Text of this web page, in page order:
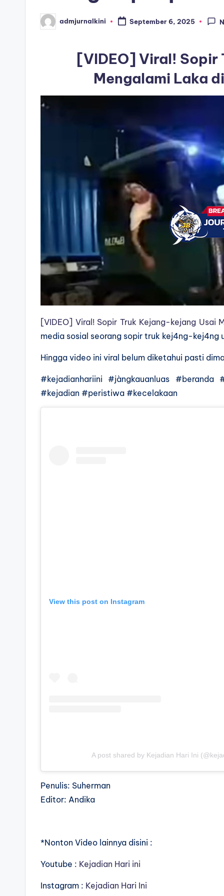
Posted
by
admjurnalkini September 6, 2025
[VIDEO] Viral!
Mengalami Laka
[VIDEO] Viral! Sopir Truk Kejang-kejang Usai
media sosial seorang sopir truk kej4ng-kej4ng
Hingga video ini viral belum diketahui pasti
#kejadianhariini #jàngkauanluas
#kejadian #peristiwa #kecelakaan
View this post on Instagram
A post shared by Kejadian Hari Ini
Penulis: Suherman
Editor: Andika
*Nonton Video lainnya disini :
Youtube : Kejadian Hari ini
Instagram : Kejadian Hari Ini